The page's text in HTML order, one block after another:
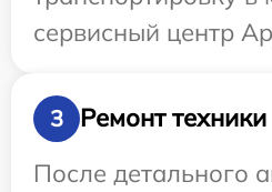
сервисный центр
3
Ремонт техники
После детального